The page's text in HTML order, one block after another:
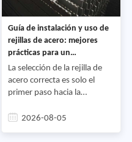
después de la instalación
para garantizar un
rendimiento confiable a lo
largo de su vida útil de
diseño,
Guía de instalación y uso de
rejillas de acero: mejores
prácticas para un
rendimiento seguro,
duradero y eficiente
La selección de la rejilla de
acero correcta es solo el
primer paso hacia la
plataforma segura y
2026-08-05